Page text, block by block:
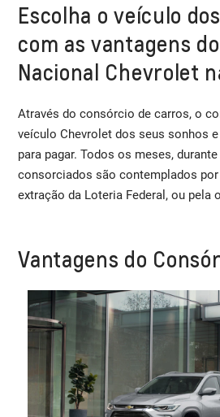
Escolha o veículo
com as vantagens
Nacional Chevrolet
Através do consórcio de carros, o
veículo Chevrolet dos seus sonhos
para pagar. Todos os meses,
consorciados são contemplados
extração da Loteria Federal, ou pela
Vantagens do